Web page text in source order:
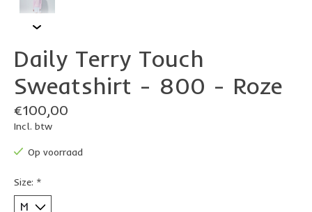
Daily Terry Touch
Sweatshirt - 800 - Roze
€100,00
Incl. btw
Op voorraad
Size: *